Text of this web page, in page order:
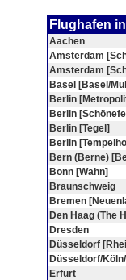
Flughafen
Aachen
Amsterdam
Amsterdam
Basel [Basel/
Berlin
Berlin
Berlin [Tegel]
Berlin
Bern (Berne)
Bonn [Wahn]
Braunschweig
Bremen
Den Haag (The
Dresden
Düsseldorf
Düsseldorf/
Erfurt